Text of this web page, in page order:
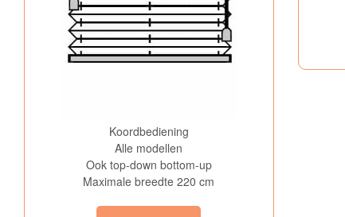
Koordbediening
Alle modellen
Ook top-down bottom-up
Maximale breedte 220 cm